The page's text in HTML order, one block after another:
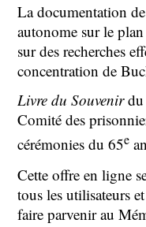
La documentation
autonome sur le
sur des recherches
concentration de
Livre du Souvenirdu
Comité des
cérémonies du 65e
Cette offre en ligne
tous les utilisateurs
faire parvenir au